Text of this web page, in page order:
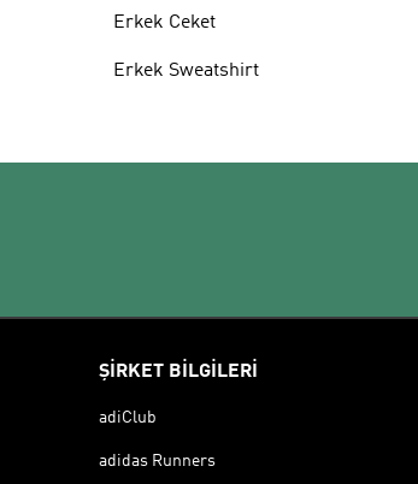
Erkek Ceket
Erkek Sweatshirt
ŞİRKET BİLGİLERİ
adiClub
adidas Runners